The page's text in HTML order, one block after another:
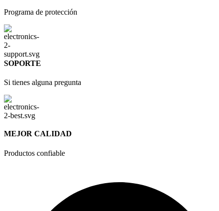
Programa de protección
SOPORTE
Si tienes alguna pregunta
MEJOR CALIDAD
Productos confiable